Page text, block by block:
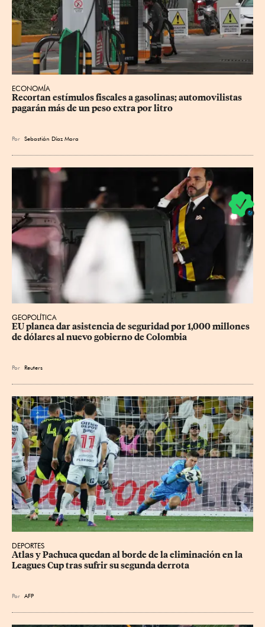
ECONOMÍA
Recortan estímulos fiscales a gasolinas; automovilistas
pagarán más de un peso extra por litro
Por Sebastián Díaz Mora
GEOPOLÍTICA
EU planea dar asistencia de seguridad por 1,000 millones
de dólares al nuevo gobierno de Colombia
Por Reuters
DEPORTES
Atlas y Pachuca quedan al borde de la eliminación en la
Leagues Cup tras sufrir su segunda derrota
Por AFP